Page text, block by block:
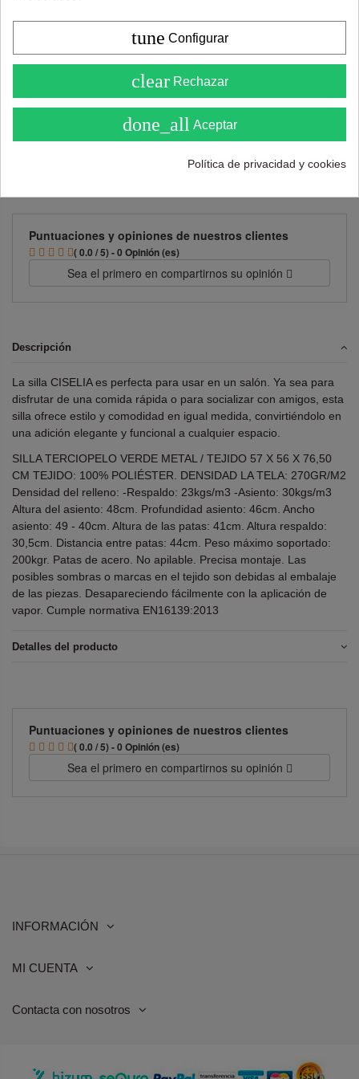
Añadir al carrito
Puntuaciones y opiniones de nuestros clientes
( 0.0 / 5) - 0 Opinión (es)
Sea el primero en compartirnos su opinión
Descripción
La silla CISELIA es perfecta para usar en un salón. Ya sea para
disfrutar de una comida rápida o para socializar con amigos, esta
silla ofrece estilo y comodidad en igual medida, convirtiéndolo en
una adición elegante y funcional a cualquier espacio.
SILLA TERCIOPELO VERDE METAL / TEJIDO 57 X 56 X 76,50
CM TEJIDO: 100% POLIÉSTER. DENSIDAD LA TELA: 270GR/M2
Densidad del relleno: -Respaldo: 23kgs/m3 -Asiento: 30kgs/m3
Altura del asiento: 48cm. Profundidad asiento: 46cm. Ancho
asiento: 49 - 40cm. Altura de las patas: 41cm. Altura respaldo:
30,5cm. Distancia entre patas: 44cm. Peso máximo soportado:
200kgr. Patas de acero. No apilable. Precisa montaje. Las
posibles sombras o marcas en el tejido son debidas al embalaje
de las piezas. Desapareciendo fácilmente con la aplicación de
vapor. Cumple normativa EN16139:2013
Detalles del producto
Puntuaciones y opiniones de nuestros clientes
( 0.0 / 5) - 0 Opinión (es)
Sea el primero en compartirnos su opinión
INFORMACIÓN
MI CUENTA
Contacta con nosotros
tune Configurar
clear Rechazar
done_all Aceptar
Política de privacidad y cookies